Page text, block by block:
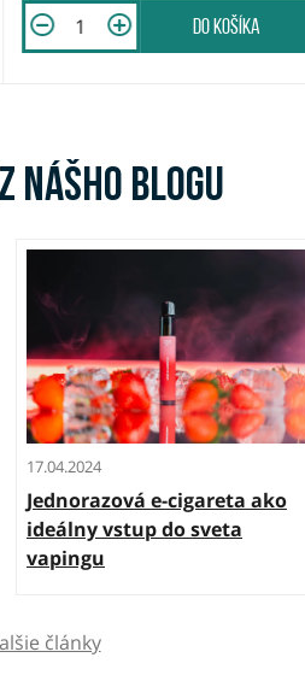
do košíka
nášho blogu
17.04.2024
Jednorazová e-cigareta ako
ideálny vstup do sveta
vapingu
články